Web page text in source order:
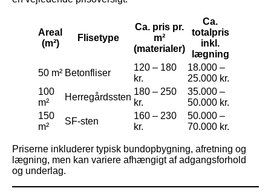
Areal
(m²)
Flisetype
Ca. pris pr.
m²
(materialer)
Ca.
totalpris
inkl.
lægning
50 m² Betonfliser
120 – 180
kr.
18.000 –
25.000 kr.
100
m²
Herregårdssten
180 – 250
kr.
35.000 –
50.000 kr.
150
m²
SF-sten
160 – 230
kr.
50.000 –
70.000 kr.
Priserne inkluderer typisk bundopbygning, afretning og
lægning, men kan variere afhængigt af adgangsforhold
og underlag.